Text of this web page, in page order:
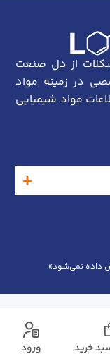
از دل صنعت
در زمینه مواد
مواد شیمیایی
خرید ورود